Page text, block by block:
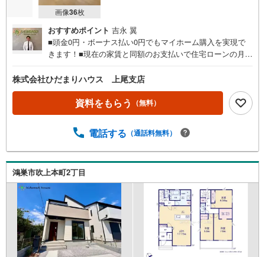
画像36枚
おすすめポイント 吉永 翼
■頭金0円・ボーナス払い0円でもマイホーム購入を実現で
きます！■現在の家賃と同額のお支払いで住宅ローンの月々
明器具なども住宅ローンに組み入れられる時期です☆彡■住
宅ローン事前相談にてマイホーム購入後の住宅ローン返済
額を事前に知ることができ、住宅ローン審査も安心して行
えます。■大きな買い物だからこそ、一つひとつ納得しなが
とも、十分理解した上でご選択できます☆彡■現在、車のロ
ださい。■低金利の今だからこそ、住宅ローン審査が緩やか
な傾向にあります。
株式会社ひだまりハウス 上尾支店
資料をもらう （無料）
電話する （通話料無料）
鴻巣市吹上本町2丁目